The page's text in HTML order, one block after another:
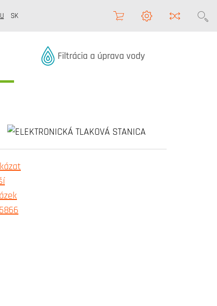
SK
Termékek kategóriából
Filtrácia a úprava vody